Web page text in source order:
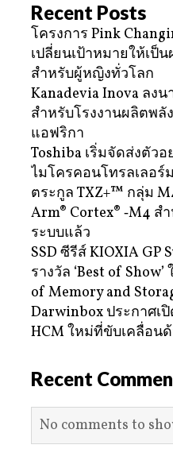
Recent Posts
โครงการ Pink
เปลี่ยนเป้าหมายให้เป็
สำหรับผู้หญิงทั่วโลก
Kanadevia Inova ลง
สำหรับโรงงานผลิตพ
แอฟริกา
Toshiba เริ่มจัดส่งตัว
ไมโครคอนโทรลเลอร์
ตระกูล TXZ+™ กลุ่ม
Arm® Cortex® ‑M4
ระบบแล้ว
SSD ซีรีส์ KIOXIA GP
รางวัล ‘Best of
of Memory and
Darwinbox ประกาศเ
HCM ใหม่ที่ขับเคลื่อน
Recent
No comments to